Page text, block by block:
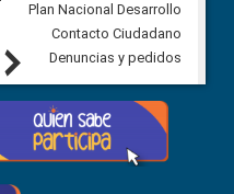
Ballenita del cantón Santa
7 agosto, 2026
Next
Plan Nacional Desarrollo
Contacto Ciudadano
Denuncias y pedidos